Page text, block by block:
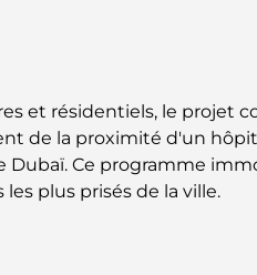
et résidentiels, le projet
de la proximité d'un
Ce programme
plus prisés de la ville.